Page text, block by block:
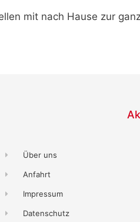
mit nach Hause zur
Über uns
Anfahrt
Impressum
Datenschutz